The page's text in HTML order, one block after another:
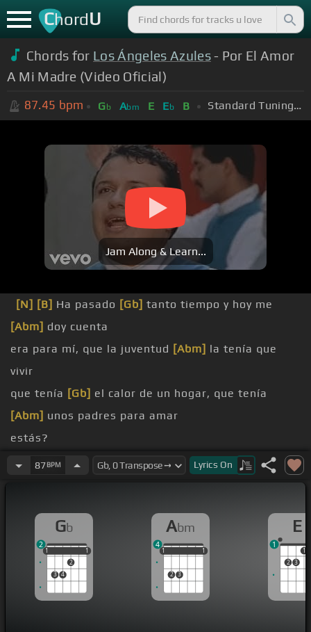
ChordU
Chords for Los Ángeles Azules- Por El Amor
A Mi Madre (Video Oficial)
87.45 bpm Gb Abm E Eb B Standard Tuning (EADGBE)
Jam Along & Learn...
[N] [B] Ha pasado [Gb] tanto tiempo y hoy me
[Abm] doy cuenta
era para mí, que la juventud [Abm] la tenía que
vivir
que tenía [Gb] el calor de un hogar, que tenía
[Abm] unos padres para amar
estás?
estás?
[Gb]
87BPM Lyrics On
Gb
1
3 4
2
1
1 1
2
Abm
1
2 3
1
1 1
4
E
2 3
1
1